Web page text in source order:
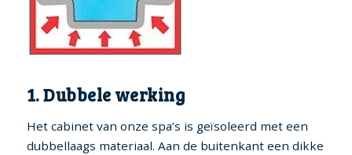
1. Dubbele werking
Het cabinet van onze spa’s is geïsoleerd met een
dubbellaags materiaal. Aan de buitenkant een dikke